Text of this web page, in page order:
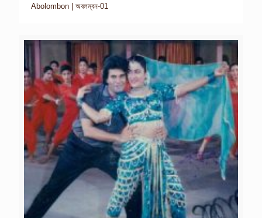
Abolombon | অবলম্বন-01